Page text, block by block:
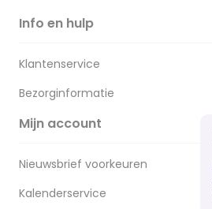
Info en hulp
Klantenservice
Bezorginformatie
Mijn account
Nieuwsbrief voorkeuren
Kalenderservice